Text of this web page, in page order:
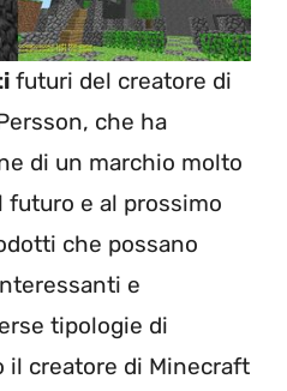
futuri del creatore di
che ha
di un marchio molto
futuro e al prossimo
che possano
e
tipologie di
il creatore di Minecraft